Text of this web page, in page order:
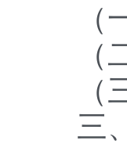
（一
（二
（三
三、